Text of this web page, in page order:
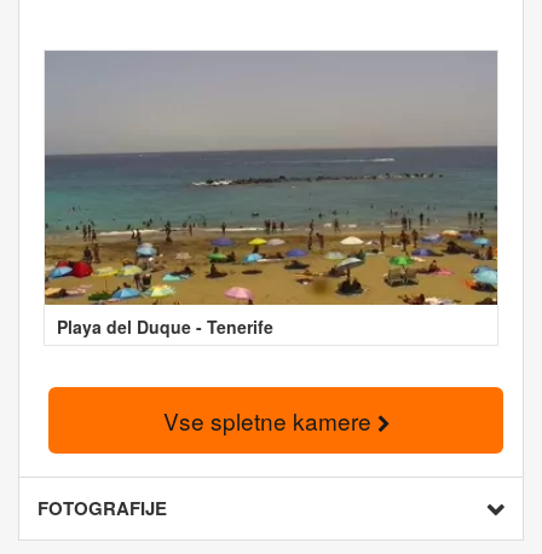
Playa del Duque - Tenerife
Vse spletne kamere
FOTOGRAFIJE